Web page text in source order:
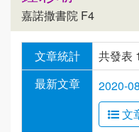
嘉諾撒書院 F4
文章統計
共發表
最新文章
2020-
文